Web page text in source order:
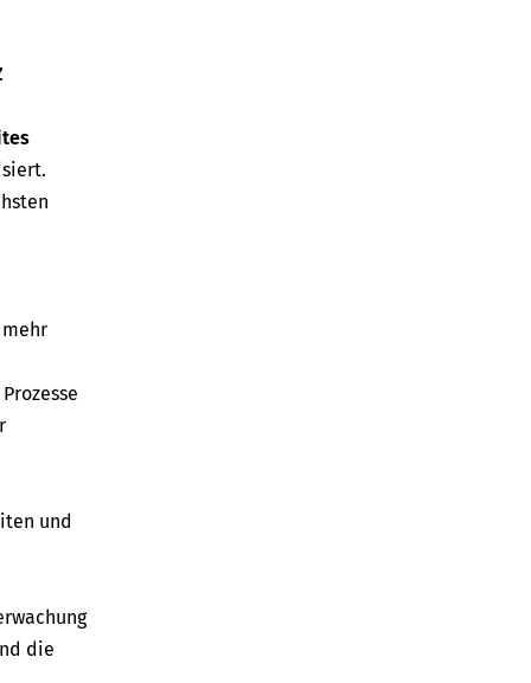
und
die